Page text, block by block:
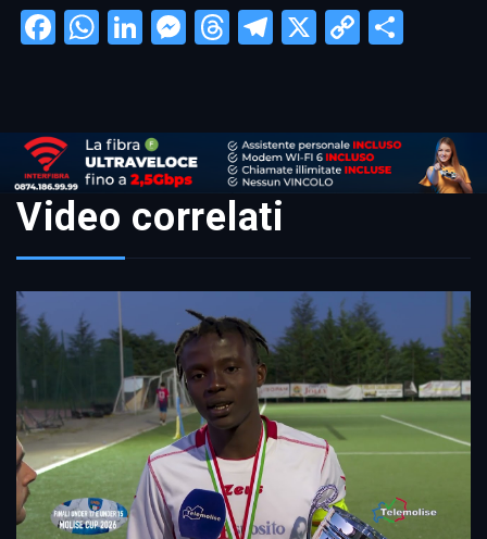
Facebook
WhatsApp
LinkedIn
Messenger
Threads
Telegram
X
Copy
Video correlati